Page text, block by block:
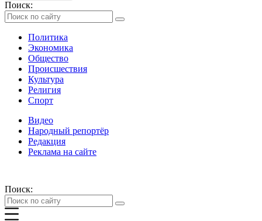
Поиск:
Политика
Экономика
Общество
Происшествия
Культура
Религия
Спорт
Видео
Народный репортёр
Редакция
Реклама на сайте
Поиск: